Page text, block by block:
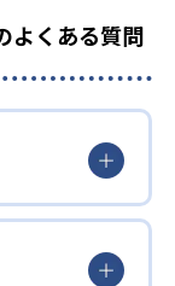
よくある質問